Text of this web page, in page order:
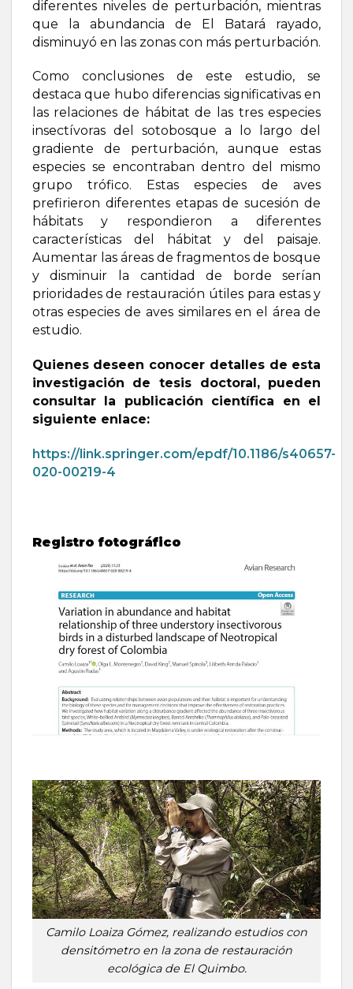
diferentes niveles de perturbación, mientras
que la abundancia de El Batará rayado,
disminuyó en las zonas con más perturbación.
Como conclusiones de este estudio, se
destaca que hubo diferencias significativas en
las relaciones de hábitat de las tres especies
insectívoras del sotobosque a lo largo del
gradiente de perturbación, aunque estas
especies se encontraban dentro del mismo
grupo trófico. Estas especies de aves
prefirieron diferentes etapas de sucesión de
hábitats y respondieron a diferentes
características del hábitat y del paisaje.
Aumentar las áreas de fragmentos de bosque
y disminuir la cantidad de borde serían
prioridades de restauración útiles para estas y
otras especies de aves similares en el área de
estudio.
Quienes deseen conocer detalles de esta
investigación de tesis doctoral, pueden
consultar la publicación científica en el
siguiente enlace:
https://link.springer.com/epdf/10.1186/s40657-
020-00219-4
Registro fotográfico
Camilo Loaiza Gómez, realizando estudios con
densitómetro en la zona de restauración
ecológica de El Quimbo.